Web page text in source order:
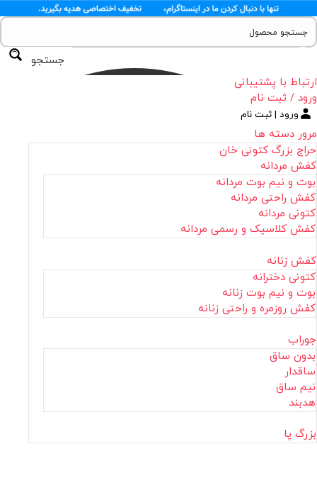
جستجو
ارتباط با پشتیبانی
ورود / ثبت نام
ورود | ثبت نام
مرور دسته ها
حراج بزرگ کتونی خان
کفش مردانه
بوت و نیم بوت مردانه
کفش راحتی مردانه
کتونی مردانه
کفش کلاسیک و رسمی مردانه
کفش زنانه
کتونی دخترانه
بوت و نیم بوت زنانه
کفش روزمره و راحتی زنانه
جوراب
بدون ساق
ساقدار
نیم ساق
هدبند
بزرگ پا